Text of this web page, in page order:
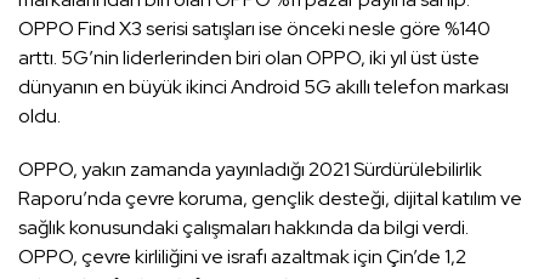
OPPO Find X3 serisi satışları ise önceki nesle göre %140
arttı. 5G’nin liderlerinden biri olan OPPO, iki yıl üst üste
dünyanın en büyük ikinci Android 5G akıllı telefon markası
oldu.
OPPO, yakın zamanda yayınladığı 2021 Sürdürülebilirlik
Raporu’nda çevre koruma, gençlik desteği, dijital katılım ve
sağlık konusundaki çalışmaları hakkında da bilgi verdi.
OPPO, çevre kirliliğini ve israfı azaltmak için Çin’de 1,2